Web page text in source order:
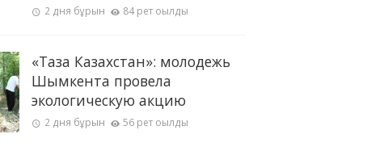
2 дня бұрын 84 рет оқылды
«Таза Казахстан»: молодежь
Шымкента провела
экологическую акцию
2 дня бұрын 56 рет оқылды